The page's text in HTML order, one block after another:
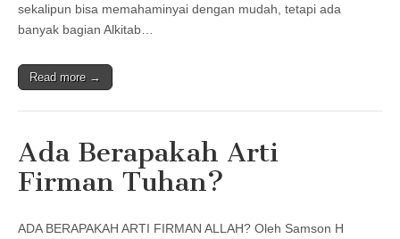
sekalipun bisa memahaminyai dengan mudah, tetapi ada
banyak bagian Alkitab…
Read more →
Ada Berapakah Arti
Firman Tuhan?
ADA BERAPAKAH ARTI FIRMAN ALLAH? Oleh Samson H